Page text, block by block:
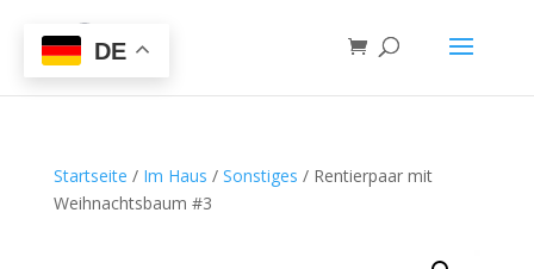
Startseite / Im Haus / Sonstiges / Rentierpaar mit
Weihnachtsbaum #3
DE